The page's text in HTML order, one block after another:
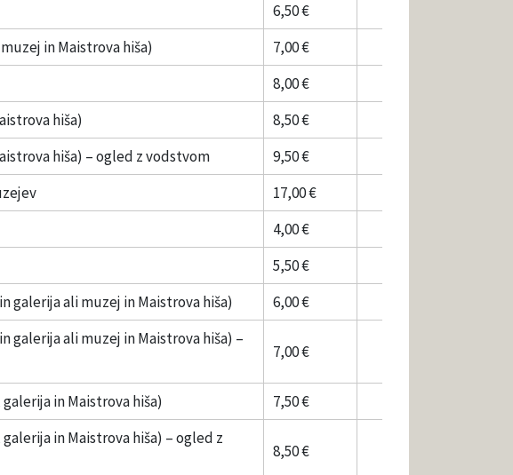
6,50 €
in Maistrova hiša)
7,00 €
8,00 €
hiša)
8,50 €
hiša) – ogled z vodstvom
9,50 €
17,00 €
4,00 €
5,50 €
galerija ali muzej in Maistrova hiša)
6,00 €
galerija ali muzej in Maistrova hiša) –
7,00 €
in Maistrova hiša)
7,50 €
in Maistrova hiša) – ogled z
8,50 €